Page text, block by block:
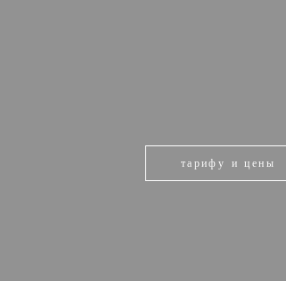
тарифу и цены